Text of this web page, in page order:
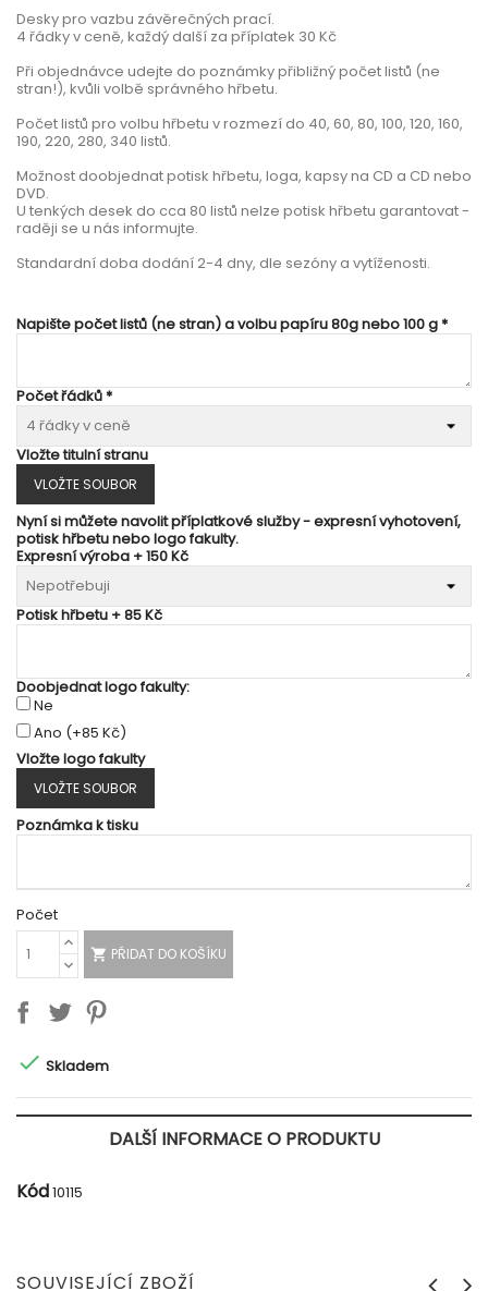
Desky pro vazbu závěrečných prací.
4 řádky v ceně, každý další za příplatek 30 Kč
Při objednávce udejte do poznámky přibližný počet listů (ne
stran!), kvůli volbě správného hřbetu.
Počet listů pro volbu hřbetu v rozmezí do 40, 60, 80, 100, 120, 160,
190, 220, 280, 340 listů.
Možnost doobjednat potisk hřbetu, loga, kapsy na CD a CD nebo
DVD.
U tenkých desek do cca 80 listů nelze potisk hřbetu garantovat -
raději se u nás informujte.
Standardní doba dodání 2-4 dny, dle sezóny a vytíženosti.
Napište počet listů (ne stran) a volbu papíru 80g nebo 100 g *
Počet řádků *
Vložte titulní stranu
VLOŽTE SOUBOR
Nyní si můžete navolit příplatkové služby - expresní vyhotovení,
potisk hřbetu nebo logo fakulty.
Expresní výroba + 150 Kč
Potisk hřbetu + 85 Kč
Doobjednat logo fakulty:
Ne
Ano (+85 Kč)
Vložte logo fakulty
VLOŽTE SOUBOR
Poznámka k tisku
Počet
 PŘIDAT DO KOŠÍKU
 Skladem
DALŠÍ INFORMACE O PRODUKTU
Kód10115
SOUVISEJÍCÍ ZBOŽÍ